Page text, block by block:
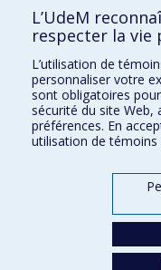
Comment soutenir le
BESOIN D'AIDE?
Plan du site
Signaler une erreur
Accessibilité
FACULTÉ DES ARTS ET
Nos départements et écoles
L’UdeM
respecter la vie
L’utilisation de
personnaliser votre
sont obligatoires
sécurité du site Web,
préférences. En
utilisation de